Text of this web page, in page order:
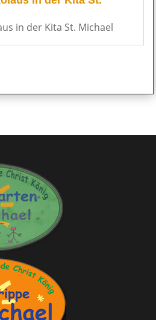
in der Kita St. Michael